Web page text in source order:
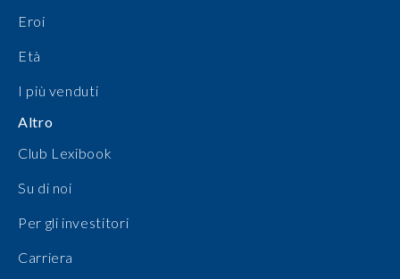
Eroi
Età
I più venduti
Altro
Club Lexibook
Su di noi
Per gli investitori
Carriera